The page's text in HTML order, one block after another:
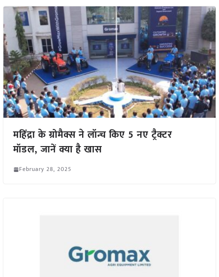
महिंद्रा के ग्रोमैक्स ने लॉन्च किए 5 नए ट्रैक्टर
मॉडल, जानें क्या है खास
February 28, 2025